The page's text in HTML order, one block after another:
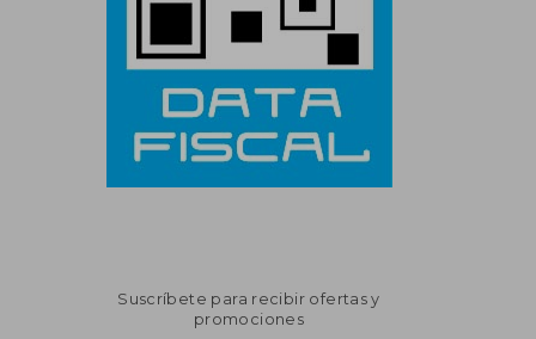
Suscríbete para recibir ofertas y
promociones